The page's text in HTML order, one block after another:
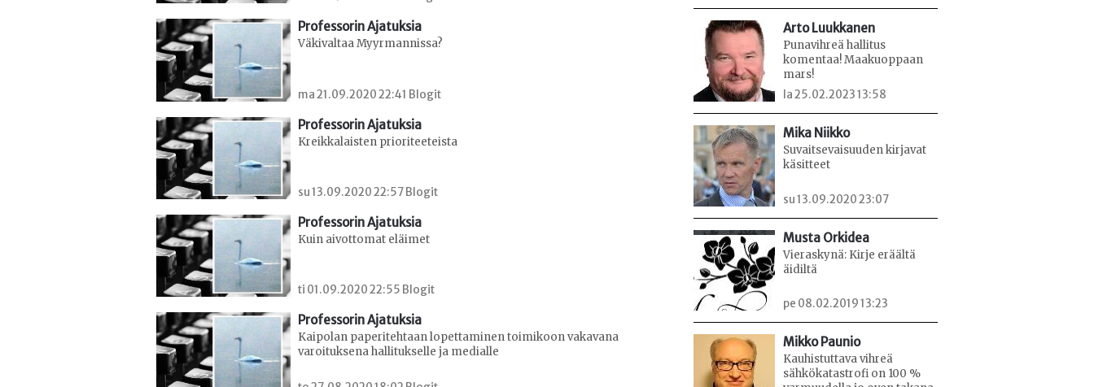
Professorin Ajatuksia
Väkivaltaa Myyrmannissa?
ma 21.09.2020 22:41 Blogit
Professorin Ajatuksia
Kreikkalaisten prioriteeteista
su 13.09.2020 22:57 Blogit
Professorin Ajatuksia
Kuin aivottomat eläimet
ti 01.09.2020 22:55 Blogit
Professorin Ajatuksia
Kaipolan paperitehtaan lopettaminen toimikoon vakavana
varoituksena hallitukselle ja medialle
Arto Luukkanen
Punavihreä hallitus
komentaa! Maakuoppaan
mars!
la 25.02.2023 13:58
Mika Niikko
Suvaitsevaisuuden kirjavat
käsitteet
su 13.09.2020 23:07
Musta Orkidea
Vieraskynä: Kirje eräältä
äidiltä
pe 08.02.2019 13:23
Mikko Paunio
Kauhistuttava vihreä
sähkökatastrofi on 100 %